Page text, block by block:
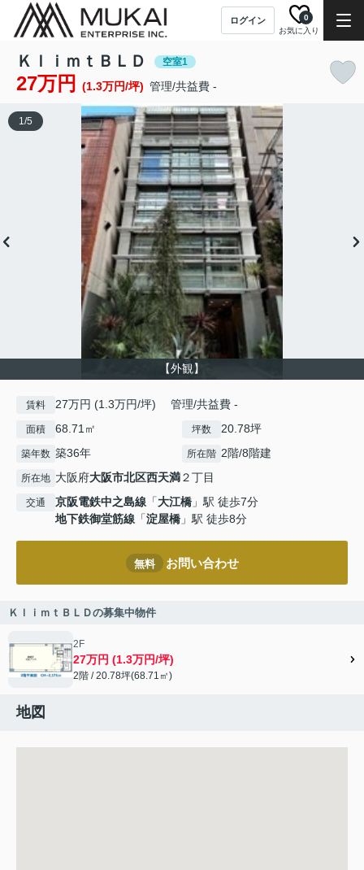
ログイン
お気に入り
0
ＫｌｉｍｔＢＬＤ 空室1
27万円 (1.3万円/坪) 管理/共益費 -
【外観】
1/5
賃料 27万円 (1.3万円/坪) 管理/共益費 -
面積 68.71㎡ 坪数 20.78坪
築年数 築36年 所在階 2階/8階建
所在地 大阪府大阪市北区西天満２丁目
交通 京阪電鉄中之島線 「大江橋 」駅 徒歩7分
地下鉄御堂筋線 「淀屋橋 」駅 徒歩8分
無料 お問い合わせ
ＫｌｉｍｔＢＬＤの募集中物件
2F
27万円 (1.3万円/坪)
2階 / 20.78坪(68.71㎡)
地図